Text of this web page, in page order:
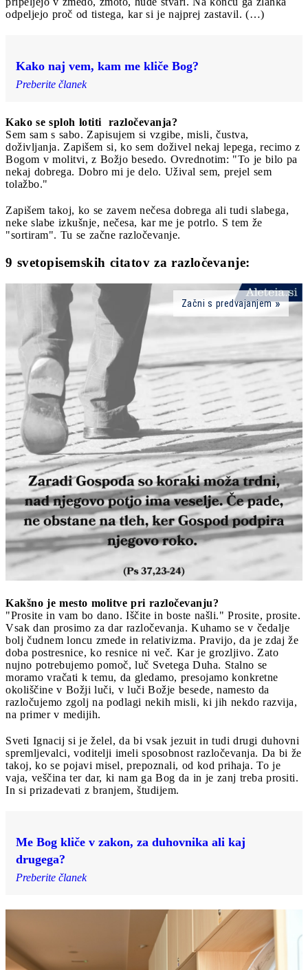
odpeljejo proč od tistega, kar si je najprej zastavil. (…)
Kako naj vem, kam me kliče Bog?
Preberite članek
Kako se sploh lotiti razločevanja?
Sem sam s sabo. Zapisujem si vzgibe, misli, čustva,
doživljanja. Zapišem si, ko sem doživel nekaj lepega, recimo z
Bogom v molitvi, z Božjo besedo. Ovrednotim: "To je bilo pa
nekaj dobrega. Dobro mi je delo. Užival sem, prejel sem
tolažbo."
Zapišem takoj, ko se zavem nečesa dobrega ali tudi slabega,
neke slabe izkušnje, nečesa, kar me je potrlo. S tem že
"sortiram". Tu se začne razločevanje.
9 svetopisemskih citatov za razločevanje:
Začni s predvajanjem
Kakšno je mesto molitve pri razločevanju?
"Prosite in vam bo dano. Iščite in boste našli." Prosite, prosite.
Vsak dan prosimo za dar razločevanja. Kuhamo se v čedalje
bolj čudnem loncu zmede in relativizma. Pravijo, da je zdaj že
doba postresnice, ko resnice ni več. Kar je grozljivo. Zato
nujno potrebujemo pomoč, luč Svetega Duha. Stalno se
moramo vračati k temu, da gledamo, presojamo konkretne
okoliščine v Božji luči, v luči Božje besede, namesto da
razločujemo zgolj na podlagi nekih misli, ki jih nekdo razvija,
na primer v medijih.
Sveti Ignacij si je želel, da bi vsak jezuit in tudi drugi duhovni
spremljevalci, voditelji imeli sposobnost razločevanja. Da bi že
takoj, ko se pojavi misel, prepoznali, od kod prihaja. To je
vaja, veščina ter dar, ki nam ga Bog da in je zanj treba prositi.
In si prizadevati z branjem, študijem.
Me Bog kliče v zakon, za duhovnika ali kaj
drugega?
Preberite članek